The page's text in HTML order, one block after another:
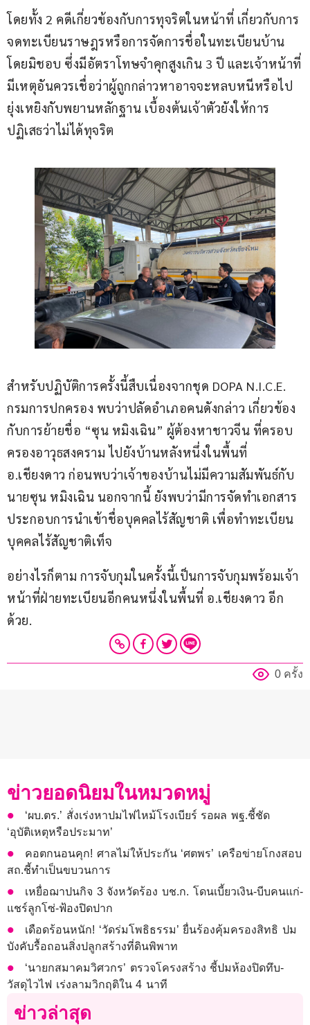
โดยทั้ง 2 คดีเกี่ยวข้องกับการทุจริตในหน้าที่ เกี่ยวกับการ
จดทะเบียนราษฎรหรือการจัดการชื่อในทะเบียนบ้าน
โดยมิชอบ ซึ่งมีอัตราโทษจำคุกสูงเกิน 3 ปี และเจ้าหน้าที่
มีเหตุอันควรเชื่อว่าผู้ถูกกล่าวหาอาจจะหลบหนีหรือไป
ยุ่งเหยิงกับพยานหลักฐาน เบื้องต้นเจ้าตัวยังให้การ
ปฏิเสธว่าไม่ได้ทุจริต
สำหรับปฏิบัติการครั้งนี้สืบเนื่องจากชุด DOPA N.I.C.E.
กรมการปกครอง พบว่าปลัดอำเภอคนดังกล่าว เกี่ยวข้อง
กับการย้ายชื่อ “ซุน หมิงเฉิน” ผู้ต้องหาชาวจีน ที่ครอบ
ครองอาวุธสงคราม ไปยังบ้านหลังหนึ่งในพื้นที่
อ.เชียงดาว ก่อนพบว่าเจ้าของบ้านไม่มีความสัมพันธ์กับ
นายซุน หมิงเฉิน นอกจากนี้ ยังพบว่ามีการจัดทำเอกสาร
ประกอบการนำเข้าชื่อบุคคลไร้สัญชาติ เพื่อทำทะเบียน
บุคคลไร้สัญชาติเท็จ
อย่างไรก็ตาม การจับกุมในครั้งนี้เป็นการจับกุมพร้อมเจ้า
หน้าที่ฝ่ายทะเบียนอีกคนหนึ่งในพื้นที่ อ.เชียงดาว อีก
ด้วย.
0 ครั้ง
ข่าวยอดนิยมในหมวดหมู่
‘ผบ.ตร.’ สั่งเร่งหาปมไฟไหม้โรงเบียร์ รอผล พฐ.ชี้ชัด
‘อุบัติเหตุหรือประมาท’
คอตกนอนคุก! ศาลไม่ให้ประกัน ‘ศตพร’ เครือข่ายโกงสอบ
สถ.ชี้ทำเป็นขบวนการ
เหยื่อฌาปนกิจ 3 จังหวัดร้อง บช.ก. โดนเบี้ยวเงิน-บีบคนแก่-
แชร์ลูกโซ่-ฟ้องปิดปาก
เดือดร้อนหนัก! ‘วัดร่มโพธิธรรม’ ยื่นร้องคุ้มครองสิทธิ ปม
บังคับรื้อถอนสิ่งปลูกสร้างที่ดินพิพาท
‘นายกสมาคมวิศวกร’ ตรวจโครงสร้าง ชี้ปมห้องปิดทึบ-
วัสดุไวไฟ เร่งลามวิกฤติใน 4 นาที
ข่าวล่าสุด